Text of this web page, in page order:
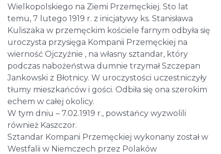
Wielkopolskiego na Ziemi Przemęckiej. Sto lat
temu, 7 lutego 1919 r. z inicjatywy ks. Stanisława
Kuliszaka w przemęckim kościele farnym odbyła się
uroczysta przysięga Kompanii Przemęckiej na
wierność Ojczyźnie , na własny sztandar, który
podczas nabożeństwa dumnie trzymał Szczepan
Jankowski z Błotnicy. W uroczystości uczestniczyły
tłumy mieszkańców i gości. Odbiła się ona szerokim
echem w całej okolicy.
W tym dniu – 7.02.1919 r., powstańcy wyzwolili
również Kaszczor.
Sztandar Kompani Przemęckiej wykonany został w
Westfalii w Niemczech przez Polaków